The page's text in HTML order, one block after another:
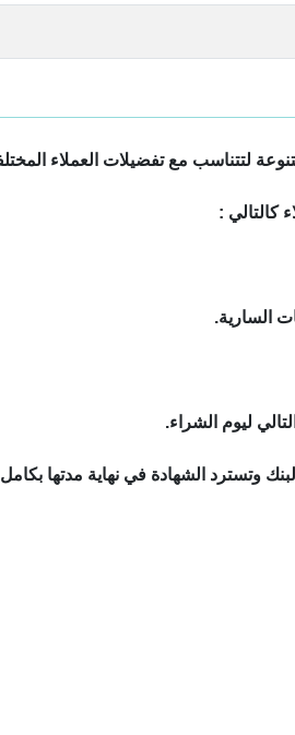
لتتناسب مع تفضيلات العملاء
كالتالي :
السارية.
وتسترد الشهادة في نهاية مدتها بكامل